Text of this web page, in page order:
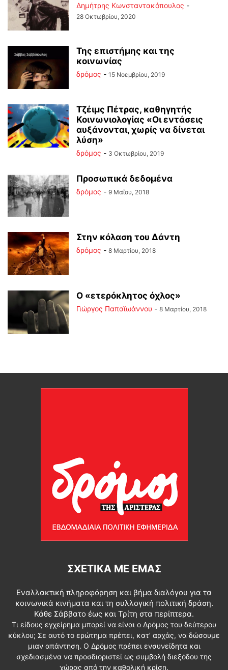
Δημήτρης Κωνσταντακόπουλος -
28 Οκτωβρίου, 2020
Της επιστήμης και της
κοινωνίας
δρόμος - 15 Νοεμβρίου, 2019
Τζέιμς Πέτρας, καθηγητής
Κοινωνιολογίας «Οι εντάσεις
αυξάνονται, χωρίς να δίνεται
λύση»
δρόμος - 3 Οκτωβρίου, 2019
Προσωπικά δεδομένα
δρόμος - 9 Μαΐου, 2018
Στην κόλαση του Δάντη
δρόμος - 8 Μαρτίου, 2018
Ο «ετερόκλητος όχλος»
Γιώργος Παπαϊωάννου - 8 Μαρτίου, 2018
ΣΧΕΤΙΚΆ ΜΕ ΕΜΆΣ
Εναλλακτική πληροφόρηση και βήμα διαλόγου για τα
κοινωνικά κινήματα και τη συλλογική πολιτική δράση.
Κάθε Σάββατο έως και Τρίτη στα περίπτερα.
Τι είδους εγχείρημα μπορεί να είναι ο Δρόμος του δεύτερου
κύκλου; Σε αυτό το ερώτημα πρέπει, κατ’ αρχάς, να δώσουμε
μιαν απάντηση. Ο Δρόμος πρέπει ενσυνείδητα και
σχεδιασμένα να προσδιοριστεί ως συμβολή διεξόδου της
χώρας από την καθολική κρίση.